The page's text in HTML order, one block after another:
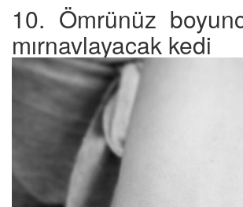
10. Ömrünüz
mırnavlayacak kedi